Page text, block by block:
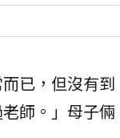
已，但沒有到
師。」母子倆